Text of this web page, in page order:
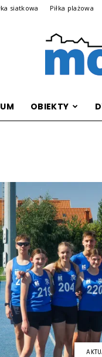
siatkowa Piłka plażowa
OBIEKTY